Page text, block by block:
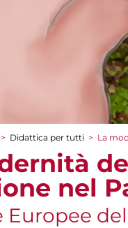
> Didattica per tutti > La
nel
Europee